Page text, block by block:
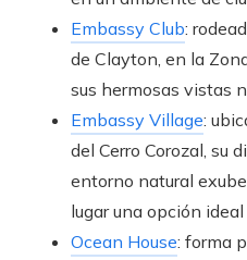
Embassy Club:
de Clayton, en la
sus hermosas vistas
Embassy Village:
del Cerro Corozal, su
entorno natural
lugar una opción
Ocean House: forma